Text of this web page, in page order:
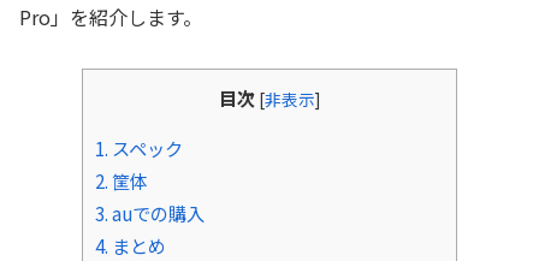
Pro」を紹介します。
目次 [非表示]
1. スペック
2. 筐体
3. auでの購入
4. まとめ